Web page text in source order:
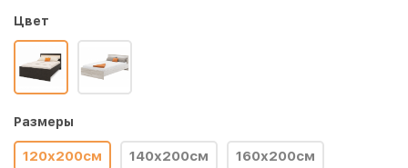
Цвет
Размеры
120x200см 140x200см 160x200см